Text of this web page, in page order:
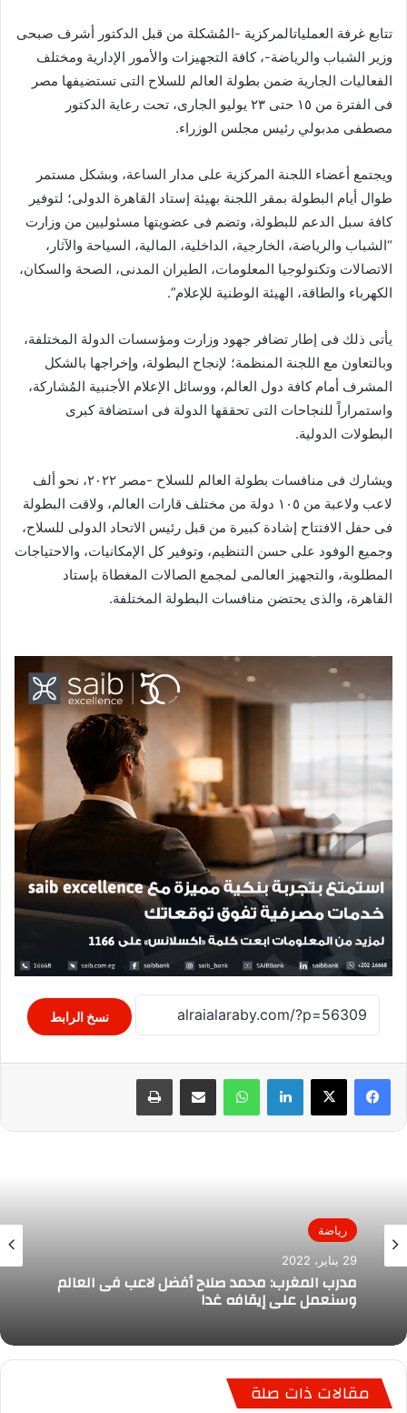
تتابع غرفة العملياتالمركزية -المُشكلة من قبل الدكتور أشرف صبحى
وزير الشباب والرياضة-، كافة التجهيزات والأمور الإدارية ومختلف
الفعاليات الجارية ضمن بطولة العالم للسلاح التى تستضيفها مصر
فى الفترة من ١٥ حتى ٢٣ يوليو الجارى، تحت رعاية الدكتور
مصطفى مدبولي رئيس مجلس الوزراء.
ويجتمع أعضاء اللجنة المركزية على مدار الساعة، وبشكل مستمر
طوال أيام البطولة بمقر اللجنة بهيئة إستاد القاهرة الدولى؛ لتوفير
كافة سبل الدعم للبطولة، وتضم فى عضويتها مسئوليين من وزارت
“الشباب والرياضة، الخارجية، الداخلية، المالية، السياحة والآثار،
الاتصالات وتكنولوجيا المعلومات، الطيران المدنى، الصحة والسكان،
الكهرباء والطاقة، الهيئة الوطنية للإعلام”.
يأتى ذلك فى إطار تضافر جهود وزارت ومؤسسات الدولة المختلفة،
وبالتعاون مع اللجنة المنظمة؛ لإنجاح البطولة، وإخراجها بالشكل
المشرف أمام كافة دول العالم، ووسائل الإعلام الأجنبية المُشاركة،
واستمراراً للنجاحات التى تحققها الدولة فى استضافة كبرى
البطولات الدولية.
ويشارك فى منافسات بطولة العالم للسلاح -مصر ٢٠٢٢، نحو ألف
لاعب ولاعبة من ١٠٥ دولة من مختلف قارات العالم، ولاقت البطولة
فى حفل الافتتاح إشادة كبيرة من قبل رئيس الاتحاد الدولى للسلاح،
وجميع الوفود على حسن التنظيم، وتوفير كل الإمكانيات، والاحتياجات
المطلوبة، والتجهيز العالمى لمجمع الصالات المغطاة بإستاد
القاهرة، والذى يحتضن منافسات البطولة المختلفة.
نسخ الرابط
لينكدإن واتساب مشاركة عبر البريد طباعة
رياضة
29 يناير، 2022
مدرب المغرب: محمد صلاح أفضل لاعب فى العالم
وسنعمل على إيقافه غدا
مقالات ذات صلة